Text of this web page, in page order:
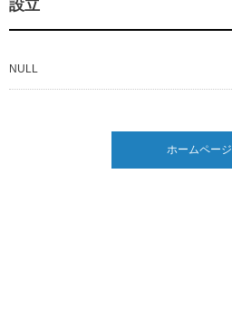
設立
NULL
ホームページ